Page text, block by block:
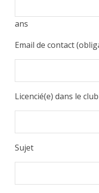
ans
Email de contact
Licencié(e) dans le
Sujet